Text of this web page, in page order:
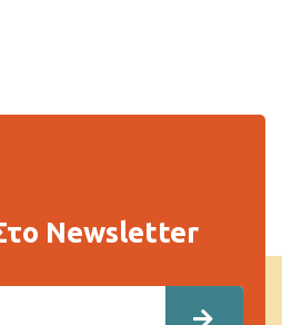
Newsletter